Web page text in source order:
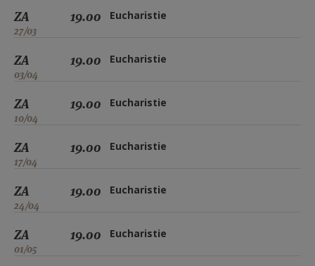
ZA
27/03
19.00 Eucharistie
ZA
03/04
19.00 Eucharistie
ZA
10/04
19.00 Eucharistie
ZA
17/04
19.00 Eucharistie
ZA
24/04
19.00 Eucharistie
ZA
01/05
19.00 Eucharistie